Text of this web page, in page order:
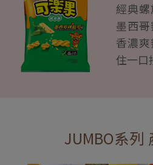
經典
墨西
香濃
住一口
JUMBO系列